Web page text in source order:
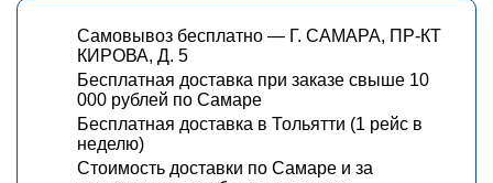
Самовывоз бесплатно — Г. САМАРА, ПР-КТ
КИРОВА, Д. 5
Бесплатная доставка при заказе свыше 10
000 рублей по Самаре
Бесплатная доставка в Тольятти (1 рейс в
неделю)
Стоимость доставки по Самаре и за